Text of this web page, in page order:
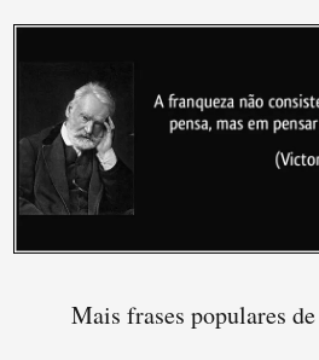
Mais frases populares